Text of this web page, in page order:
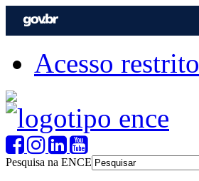
Acesso restrito
Pesquisa na ENCE